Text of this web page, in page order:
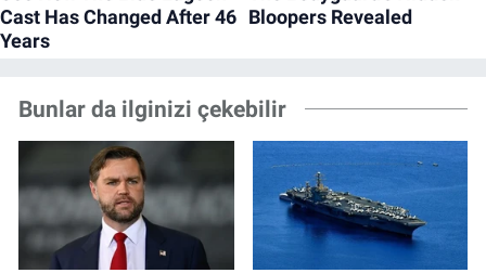
Bunlar da ilginizi çekebilir